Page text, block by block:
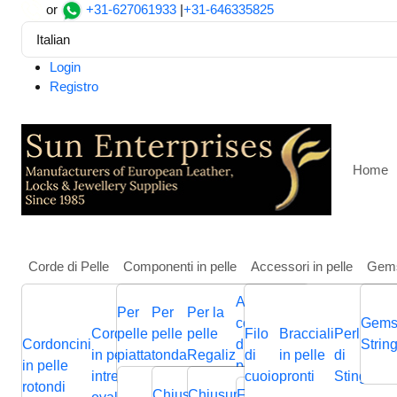
or +31-627061933 |+31-646335825
Italian
Login
Registro
Home
Corde di Pelle
Cordoncini
in pelle
rotondi
Cordoncini
in pelle
intrecciati
Cordoncini
in pelle
intrecciata
Cordoncini
in pelle
piatti
Cordini
in pelle
piatta
Componenti in pelle
Per
pelle
piatta
Per
pelle
tonda
Chiusura
Cursori
Per la
pelle
Regaliz
Cursori
Altri
componenti
di gioielli in
pelle
Accessori in pelle
Filo
di
cuoio
Bracciali
in pelle
pronti
Perline
di
Stingray
Altri Pelliccia e Piuma
Feather-FR-03